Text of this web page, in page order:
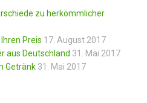
zu herkömmlicher
Preis 17. August 2017
aus Deutschland 31. Mai 2017
Getränk 31. Mai 2017